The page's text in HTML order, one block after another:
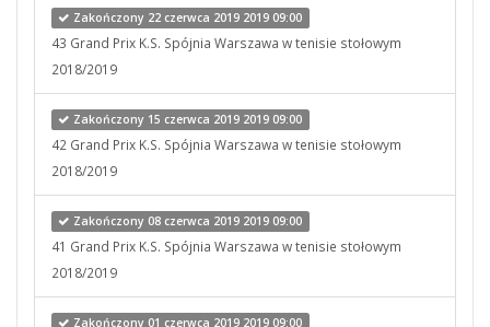
Zakończony 22 czerwca 2019 2019 09:00
43 Grand Prix K.S. Spójnia Warszawa w tenisie stołowym
2018/2019
Zakończony 15 czerwca 2019 2019 09:00
42 Grand Prix K.S. Spójnia Warszawa w tenisie stołowym
2018/2019
Zakończony 08 czerwca 2019 2019 09:00
41 Grand Prix K.S. Spójnia Warszawa w tenisie stołowym
2018/2019
Zakończony 01 czerwca 2019 2019 09:00